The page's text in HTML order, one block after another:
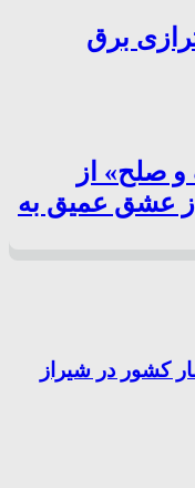
برق
صلح» از
از عشق عمیق به
کشور در شیراز